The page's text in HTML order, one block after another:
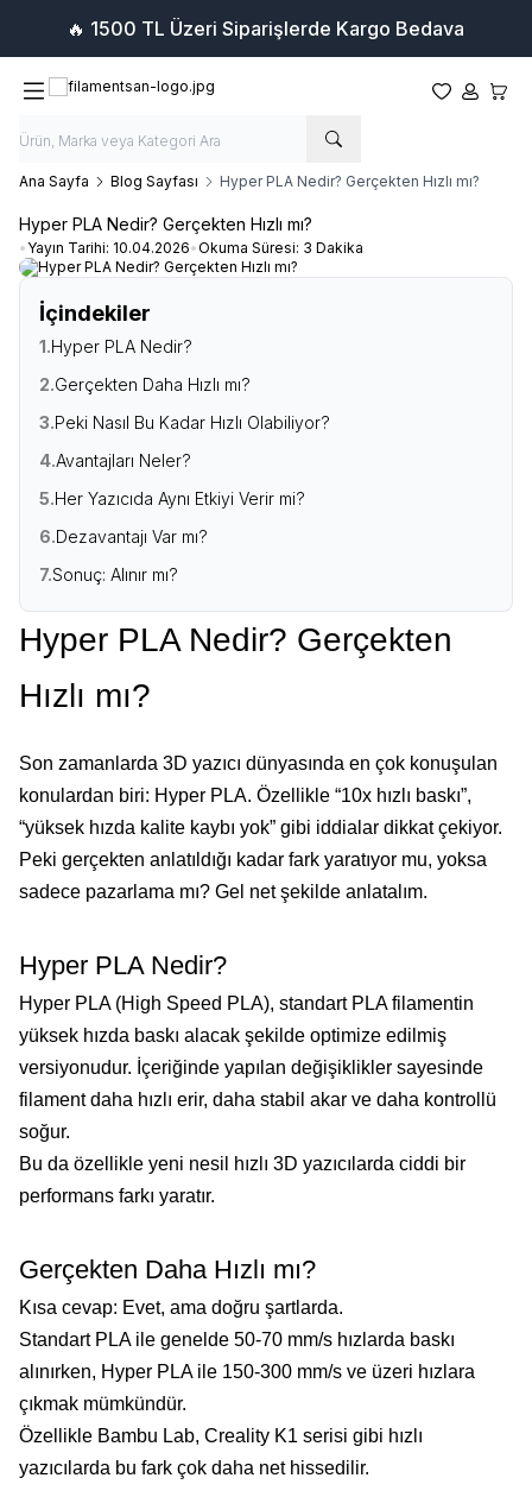
🔥 1500 TL Üzeri Siparişlerde Kargo Bedava
Favorilerim
Hesabım
Ana Sayfa Blog Sayfası Hyper PLA Nedir? Gerçekten Hızlı mı?
Hyper PLA Nedir? Gerçekten Hızlı mı?
• Yayın Tarihi: 10.04.2026•Okuma Süresi: 3 Dakika
İçindekiler
1.Hyper PLA Nedir?
2.Gerçekten Daha Hızlı mı?
3.Peki Nasıl Bu Kadar Hızlı Olabiliyor?
4.Avantajları Neler?
5.Her Yazıcıda Aynı Etkiyi Verir mi?
6.Dezavantajı Var mı?
7.Sonuç: Alınır mı?
Hyper PLA Nedir? Gerçekten
Hızlı mı?
Son zamanlarda 3D yazıcı dünyasında en çok konuşulan
konulardan biri: Hyper PLA. Özellikle “10x hızlı baskı”,
“yüksek hızda kalite kaybı yok” gibi iddialar dikkat çekiyor.
Peki gerçekten anlatıldığı kadar fark yaratıyor mu, yoksa
sadece pazarlama mı? Gel net şekilde anlatalım.
Hyper PLA Nedir?
Hyper PLA (High Speed PLA), standart PLA filamentin
yüksek hızda baskı alacak şekilde optimize edilmiş
versiyonudur. İçeriğinde yapılan değişiklikler sayesinde
filament daha hızlı erir, daha stabil akar ve daha kontrollü
soğur.
Bu da özellikle yeni nesil hızlı 3D yazıcılarda ciddi bir
performans farkı yaratır.
Gerçekten Daha Hızlı mı?
Kısa cevap: Evet, ama doğru şartlarda.
Standart PLA ile genelde 50-70 mm/s hızlarda baskı
alınırken, Hyper PLA ile 150-300 mm/s ve üzeri hızlara
çıkmak mümkündür.
Özellikle Bambu Lab, Creality K1 serisi gibi hızlı
yazıcılarda bu fark çok daha net hissedilir.